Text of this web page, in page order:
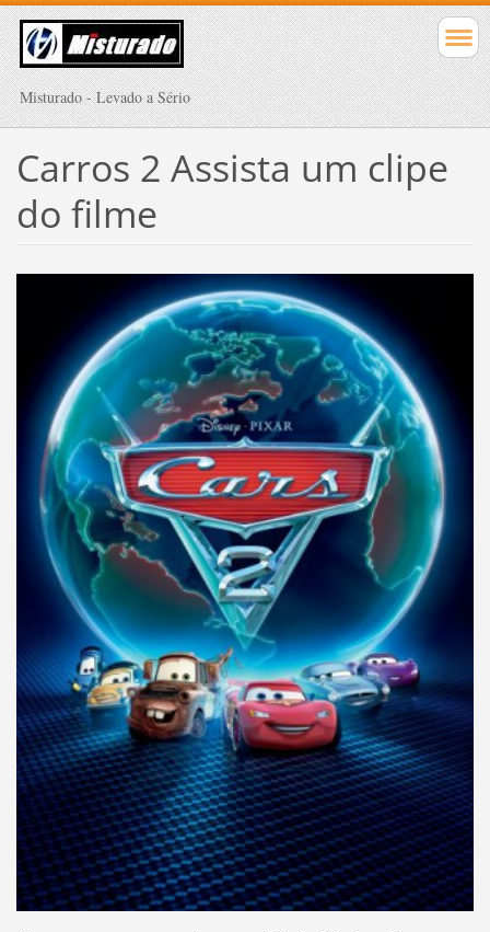
Misturado - Levado a Sério
Carros 2 Assista um clipe
do filme